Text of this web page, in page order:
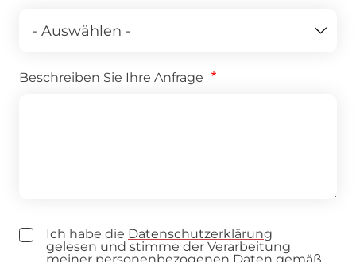
Beschreiben Sie Ihre Anfrage
Ich habe die Datenschutzerklärung
gelesen und stimme der Verarbeitung